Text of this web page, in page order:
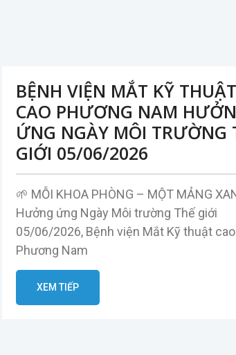
BỆNH VIỆN MẮT KỸ THUẬT
CAO PHƯƠNG NAM
ỨNG NGÀY MÔI TRƯỜNG
GIỚI 05/06/2026
🌱 MỖI KHOA PHÒNG – MỘT MẢNG
Hưởng ứng Ngày Môi trường Thế giới
05/06/2026, Bệnh viện Mắt Kỹ thuật cao
Phương Nam
XEM TIẾP